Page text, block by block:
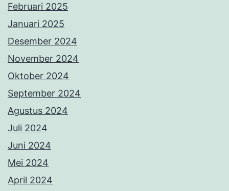
Februari 2025
Januari 2025
Desember 2024
November 2024
Oktober 2024
September 2024
Agustus 2024
Juli 2024
Juni 2024
Mei 2024
April 2024